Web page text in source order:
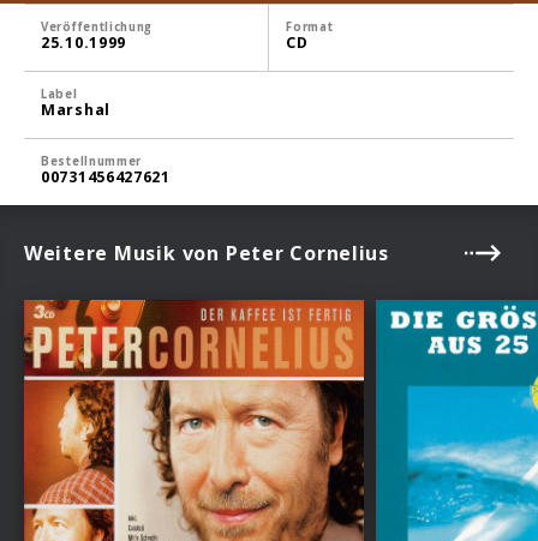
Veröffentlichung
25.10.1999
Format
CD
Label
Marshal
Bestellnummer
00731456427621
Weitere Musik von Peter Cornelius